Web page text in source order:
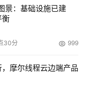
承诺为其产品提供
行方面选择NOR
为加快代码执行速度
。通过利用我们的
工艺技术基础上将
景：基础设施已建
衡
30分 999
摩尔线程云边端产品